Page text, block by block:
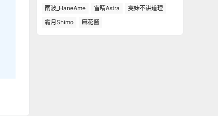
雨波_HaneAme
雪晴Astra
雯妹不讲道理
霜月Shimo
麻花酱